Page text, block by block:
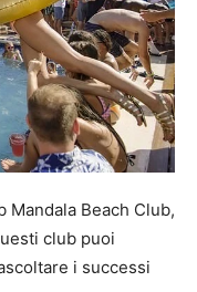
Mandala Beach Club,
club puoi
i successi